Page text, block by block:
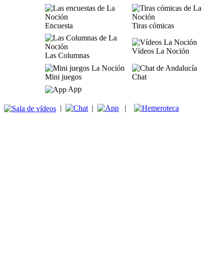
Encuesta Tiras cómicas
Las Columnas
Vídeos La Noción
Mini juegos
Chat
App
| | |